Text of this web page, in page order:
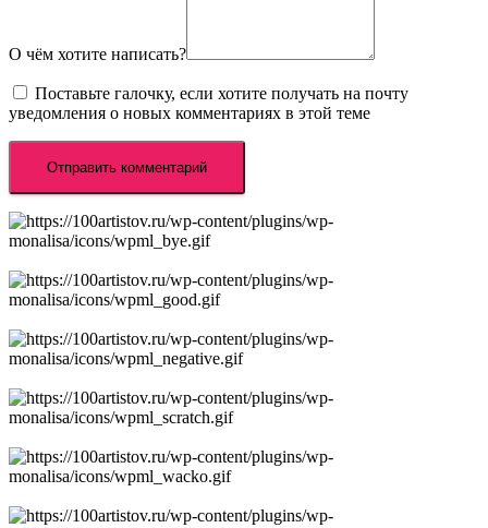
О чём хотите написать?
Поставьте галочку, если хотите получать на почту
уведомления о новых комментариях в этой теме